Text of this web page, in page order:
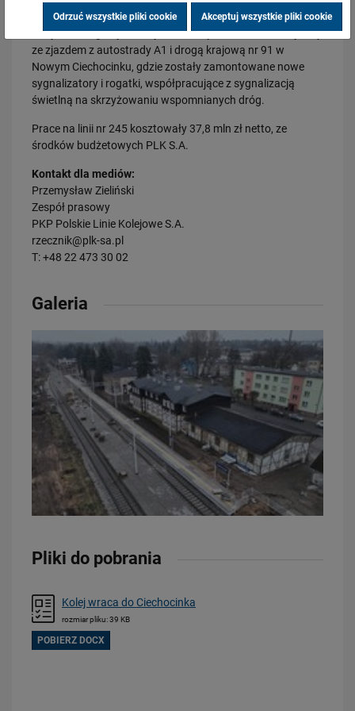
około 30 minut. Jest bezpiecznie na 8 przejazdach
kolejowo-drogowych, w tym na skrzyżowaniu linii kolejowej
ze zjazdem z autostrady A1 i drogą krajową nr 91 w
Nowym Ciechocinku, gdzie zostały zamontowane nowe
sygnalizatory i rogatki, współpracujące z sygnalizacją
świetlną na skrzyżowaniu wspomnianych dróg.
Prace na linii nr 245 kosztowały 37,8 mln zł netto, ze
środków budżetowych PLK S.A.
Kontakt dla mediów:
Przemysław Zieliński
Zespół prasowy
PKP Polskie Linie Kolejowe S.A.
rzecznik@plk-sa.pl
T: +48 22 473 30 02
Galeria
Pliki do pobrania
Kolej wraca do Ciechocinka
rozmiar pliku: 39 KB
POBIERZ DOCX
28.07.2026
Bydgoszcz Fordon po zmianach. Nowe perony, większa
przepustowość i kolejny…
PRZECZYTAJ
Nowe perony, windy i szybsze pociągi. Polskie Linie Kolejowe S.A.
PRZECZYTAJ
23.07.2026
Wróci ruch pasażerski między Skierniewicami a Czachówkiem - jest
umowa na…
PRZECZYTAJ
Odrzuć wszystkie pliki cookie Akceptuj wszystkie pliki cookie